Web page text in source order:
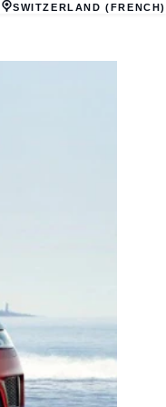
SWITZERLAND (FRENCH)